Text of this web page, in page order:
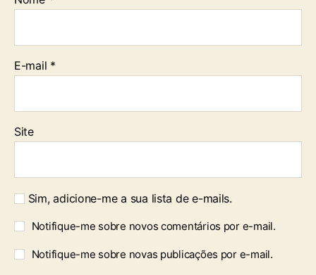
E-mail *
Site
Sim, adicione-me a sua lista de e-mails.
Notifique-me sobre novos comentários por e-mail.
Notifique-me sobre novas publicações por e-mail.